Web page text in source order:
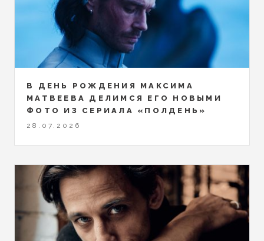
В ДЕНЬ РОЖДЕНИЯ МАКСИМА
МАТВЕЕВА ДЕЛИМСЯ ЕГО НОВЫМИ
ФОТО ИЗ СЕРИАЛА «ПОЛДЕНЬ»
28.07.2026